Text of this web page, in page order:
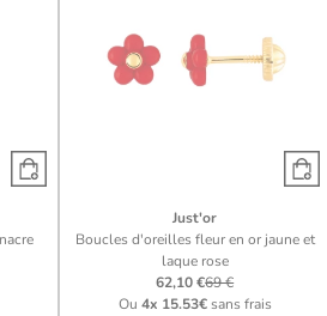
Just'or
Boucles d'oreilles fleur en or jaune et
laque rose
62,10 €69 €
Ou 4x 15.53€sans frais